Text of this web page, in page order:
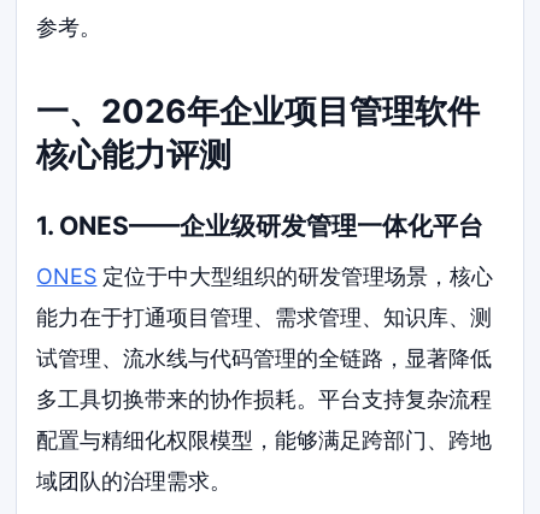
参考。
一、2026年企业项目管理软件
核心能力评测
1. ONES——企业级研发管理一体化平台
ONES 定位于中大型组织的研发管理场景，核心
能力在于打通项目管理、需求管理、知识库、测
试管理、流水线与代码管理的全链路，显著降低
多工具切换带来的协作损耗。平台支持复杂流程
配置与精细化权限模型，能够满足跨部门、跨地
域团队的治理需求。